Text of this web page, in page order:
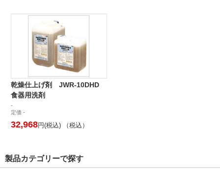
乾燥仕上げ剤 JWR-10DHD
食器用洗剤
-
定価 -
32,968円(税込) （税込）
製品カテゴリーで探す